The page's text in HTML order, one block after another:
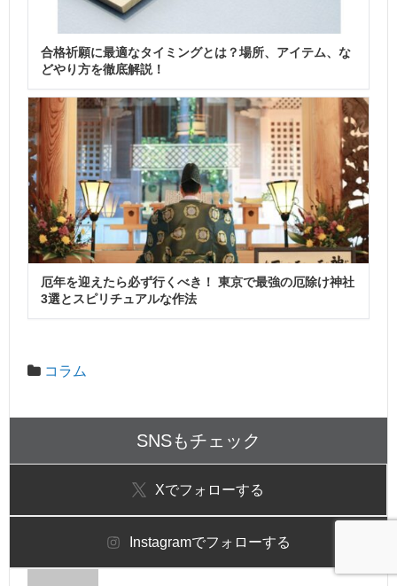
合格祈願に最適なタイミングとは？場所、アイテム、な
どやり方を徹底解説！
厄年を迎えたら必ず行くべき！ 東京で最強の厄除け神社
3選とスピリチュアルな作法
コラム
SNSもチェック
Xでフォローする
Instagramでフォローする